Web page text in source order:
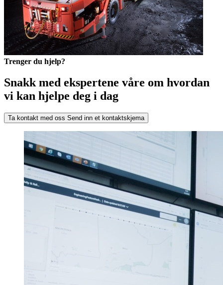
Trenger du hjelp?
Snakk med ekspertene våre om hvordan
vi kan hjelpe deg i dag
Ta kontakt med oss Send inn et kontaktskjema